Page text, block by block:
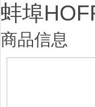
蚌埠
商品信息